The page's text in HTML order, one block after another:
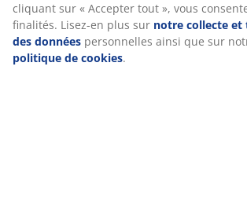
Livraison
cliquant sur « Accepter tout », vous
finalités. Lisez-en plus sur notre collecte
des données personnelles ainsi que sur
politique de cookies.